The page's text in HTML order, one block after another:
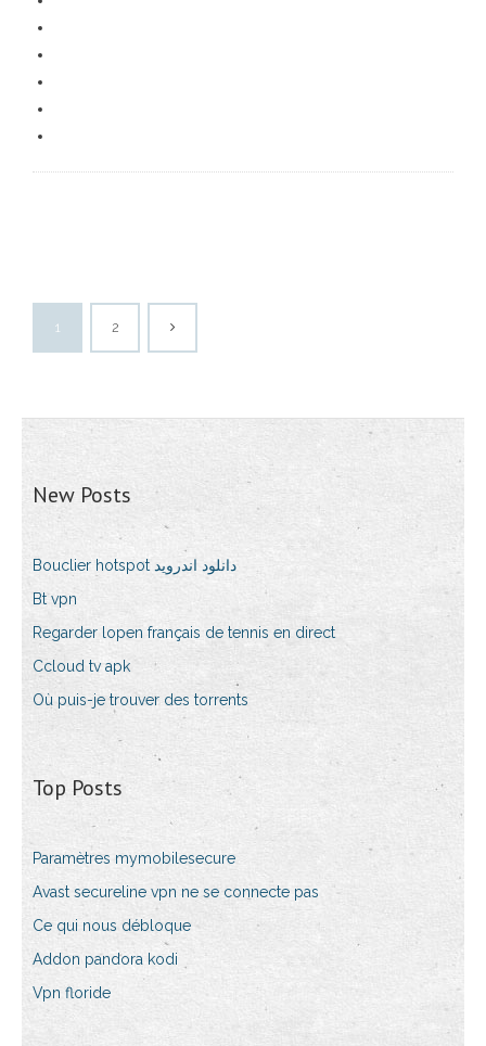
1 2
New Posts
Bouclier hotspot دانلود اندروید
Bt vpn
Regarder lopen français de tennis en direct
Ccloud tv apk
Où puis-je trouver des torrents
Top Posts
Paramètres mymobilesecure
Avast secureline vpn ne se connecte pas
Ce qui nous débloque
Addon pandora kodi
Vpn floride